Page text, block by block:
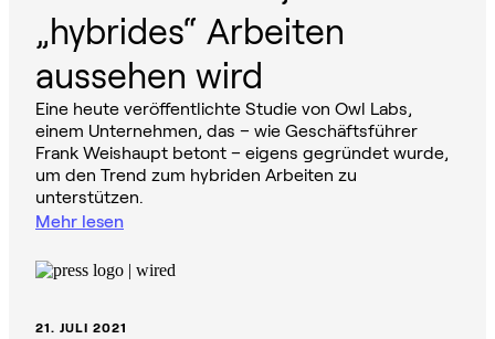
„hybrides“ Arbeiten
aussehen wird
Eine heute veröffentlichte Studie von Owl Labs,
einem Unternehmen, das – wie Geschäftsführer
Frank Weishaupt betont – eigens gegründet wurde,
um den Trend zum hybriden Arbeiten zu
unterstützen.
Mehr lesen
21. JULI 2021